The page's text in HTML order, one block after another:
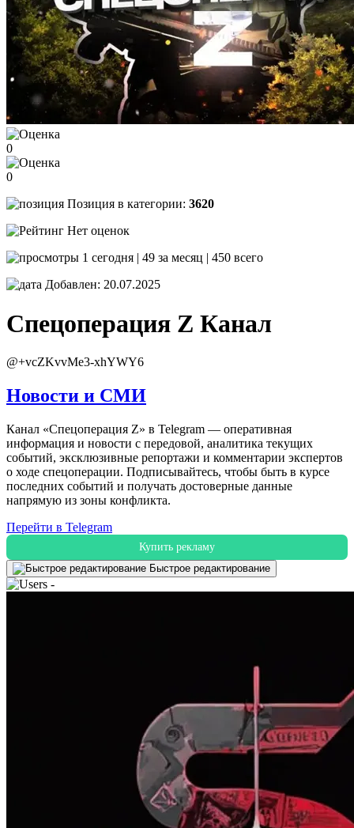
0
0
Позиция в категории: 3620
Нет оценок
1 сегодня | 49 за месяц | 450 всего
Добавлен: 20.07.2025
Спецоперация Z Канал
@+vcZKvvMe3-xhYWY6
Новости и СМИ
Канал «Спецоперация Z» в Telegram — оперативная
информация и новости с передовой, аналитика текущих
событий, эксклюзивные репортажи и комментарии экспертов
о ходе спецоперации. Подписывайтесь, чтобы быть в курсе
последних событий и получать достоверные данные
напрямую из зоны конфликта.
Перейти в Telegram
Купить рекламу
Быстрое редактирование
-